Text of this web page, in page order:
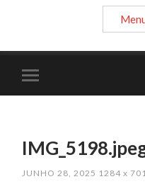
JUNHO 28, 2025 1284x